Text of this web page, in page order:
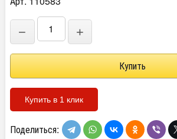
− +
Купить в 1 клик
Поделиться: